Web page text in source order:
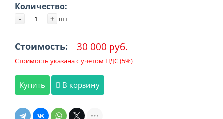
Количество:
- + шт
Стоимость: 30 000 руб.
Стоимость указана с учетом НДС (5%)
Купить В корзину